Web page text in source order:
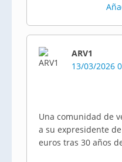
ARV1
13/03/2026
Una comunidad de
a su expresidente
euros tras 30 años